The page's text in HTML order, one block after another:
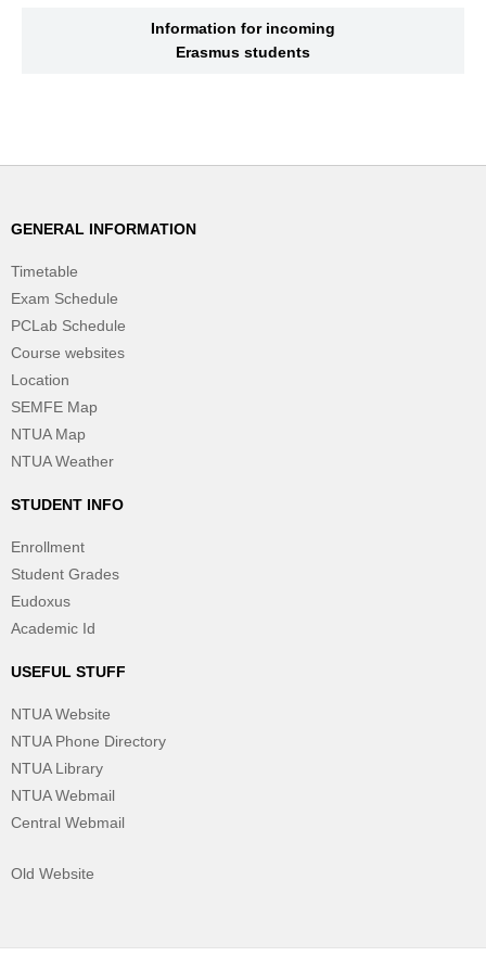
Information for incoming
Erasmus students
GENERAL INFORMATION
Timetable
Exam Schedule
PCLab Schedule
Course websites
Location
SEMFE Map
NTUA Map
NTUA Weather
STUDENT INFO
Enrollment
Student Grades
Eudoxus
Academic Id
USEFUL STUFF
NTUA Website
NTUA Phone Directory
NTUA Library
NTUA Webmail
Central Webmail
Old Website